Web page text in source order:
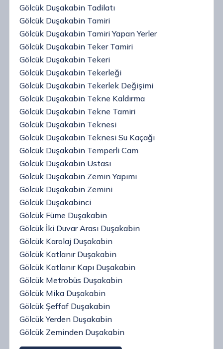
Gölcük Duşakabin Tadilatı
Gölcük Duşakabin Tamiri
Gölcük Duşakabin Tamiri Yapan Yerler
Gölcük Duşakabin Teker Tamiri
Gölcük Duşakabin Tekeri
Gölcük Duşakabin Tekerleği
Gölcük Duşakabin Tekerlek Değişimi
Gölcük Duşakabin Tekne Kaldırma
Gölcük Duşakabin Tekne Tamiri
Gölcük Duşakabin Teknesi
Gölcük Duşakabin Teknesi Su Kaçağı
Gölcük Duşakabin Temperli Cam
Gölcük Duşakabin Ustası
Gölcük Duşakabin Zemin Yapımı
Gölcük Duşakabin Zemini
Gölcük Duşakabinci
Gölcük Füme Duşakabin
Gölcük İki Duvar Arası Duşakabin
Gölcük Karolaj Duşakabin
Gölcük Katlanır Duşakabin
Gölcük Katlanır Kapı Duşakabin
Gölcük Metrobüs Duşakabin
Gölcük Mika Duşakabin
Gölcük Şeffaf Duşakabin
Gölcük Yerden Duşakabin
Gölcük Zeminden Duşakabin